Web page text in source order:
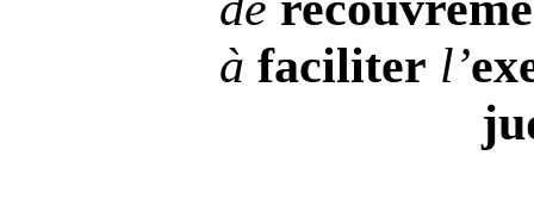
à faciliter l’